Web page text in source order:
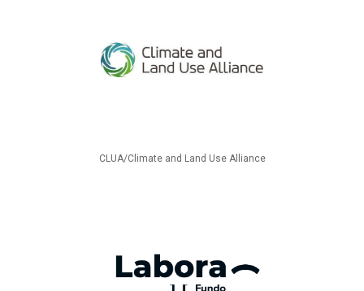
CLUA/Climate and Land Use Alliance